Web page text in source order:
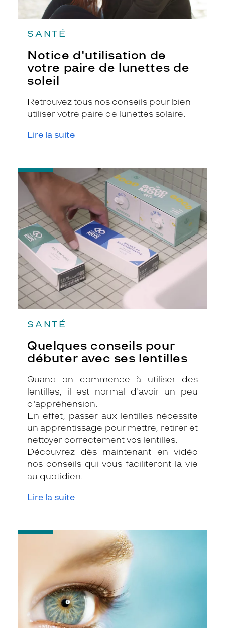
SANTÉ
Notice d'utilisation de
votre paire de lunettes de
soleil
Retrouvez tous nos conseils pour bien
utiliser votre paire de lunettes solaire.
Lire la suite
SANTÉ
Quelques conseils pour
débuter avec ses lentilles
Quand on commence à utiliser des
lentilles, il est normal d'avoir un peu
d'appréhension.
En effet, passer aux lentilles nécessite
un apprentissage pour mettre, retirer et
nettoyer correctement vos lentilles.
Découvrez dès maintenant en vidéo
nos conseils qui vous faciliteront la vie
au quotidien.
Lire la suite
-
Quelques
conseils
pour
débuter
avec
ses
lentilles
-
rouges
paupière
qui
tremble